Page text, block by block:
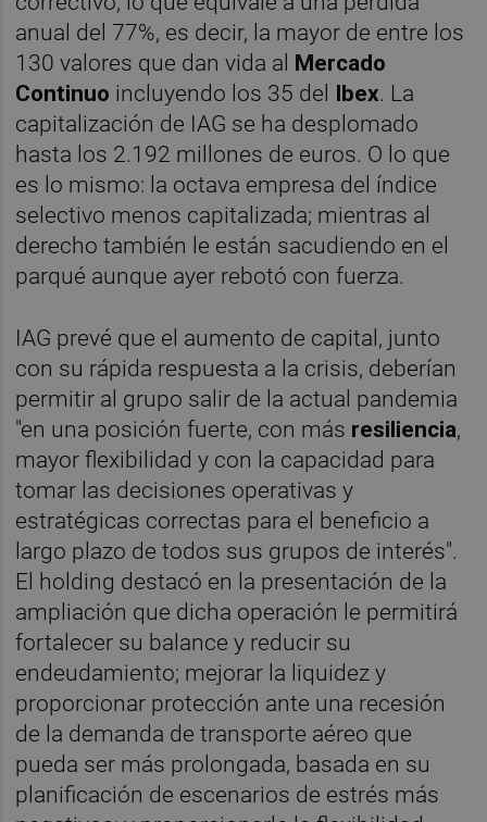
anual del 77%, es decir, la mayor de entre los
130 valores que dan vida al Mercado
Continuo incluyendo los 35 del Ibex. La
capitalización de IAG se ha desplomado
hasta los 2.192 millones de euros. O lo que
es lo mismo: la octava empresa del índice
selectivo menos capitalizada; mientras al
derecho también le están sacudiendo en el
parqué aunque ayer rebotó con fuerza.
IAG prevé que el aumento de capital, junto
con su rápida respuesta a la crisis, deberían
permitir al grupo salir de la actual pandemia
"en una posición fuerte, con más resiliencia,
mayor flexibilidad y con la capacidad para
tomar las decisiones operativas y
estratégicas correctas para el beneficio a
largo plazo de todos sus grupos de interés".
El holding destacó en la presentación de la
ampliación que dicha operación le permitirá
fortalecer su balance y reducir su
endeudamiento; mejorar la liquidez y
proporcionar protección ante una recesión
de la demanda de transporte aéreo que
pueda ser más prolongada, basada en su
planificación de escenarios de estrés más